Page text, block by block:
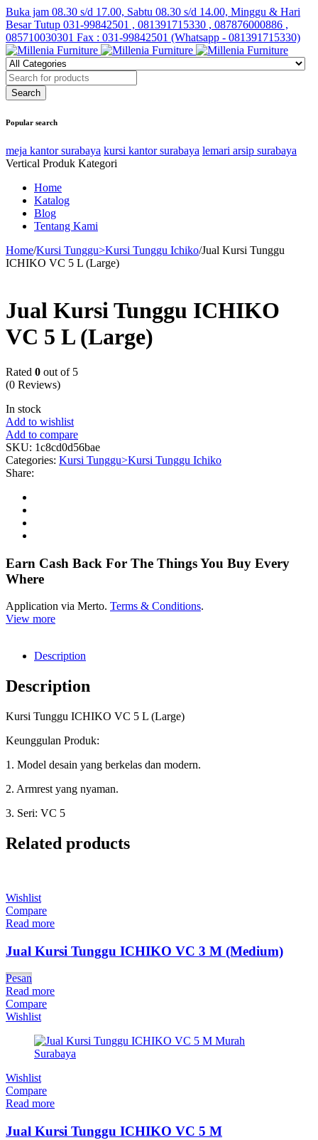
Buka jam 08.30 s/d 17.00, Sabtu 08.30 s/d 14.00, Minggu & Hari
Besar Tutup 031-99842501 , 081391715330 , 087876000886 ,
085710030301 Fax : 031-99842501 (Whatsapp - 081391715330)
Popular search
meja kantor surabaya kursi kantor surabaya lemari arsip surabaya
Vertical Produk Kategori
Home
Katalog
Blog
Tentang Kami
Home/Kursi Tunggu>Kursi Tunggu Ichiko/Jual Kursi Tunggu
ICHIKO VC 5 L (Large)
Jual Kursi Tunggu ICHIKO
VC 5 L (Large)
Rated 0 out of 5
(0 Reviews)
In stock
Add to wishlist
Add to compare
SKU: 1c8cd0d56bae
Categories: Kursi Tunggu>Kursi Tunggu Ichiko
Share:
Earn Cash Back For The Things You Buy Every
Where
Application via Merto. Terms & Conditions.
View more
Description
Description
Kursi Tunggu ICHIKO VC 5 L (Large)
Keunggulan Produk:
1. Model desain yang berkelas dan modern.
2. Armrest yang nyaman.
3. Seri: VC 5
Related products
Wishlist
Compare
Read more
Jual Kursi Tunggu ICHIKO VC 3 M (Medium)
Pesan
Read more
Compare
Wishlist
Wishlist
Compare
Read more
Jual Kursi Tunggu ICHIKO VC 5 M